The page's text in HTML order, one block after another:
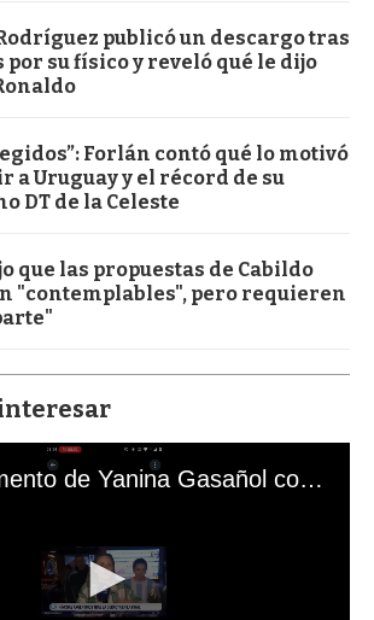
publicó un descargo tras
su físico y reveló qué le dijo
Forlán contó qué lo motivó
a Uruguay y el récord de su
DT de la Celeste
que las propuestas de Cabildo
"contemplables", pero requieren
El mal momento de Yanina Gasañol con un hincha argentino en "Subrayado"